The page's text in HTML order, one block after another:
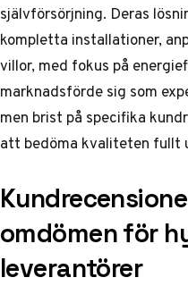
självförsörjning. Deras
kompletta installationer,
villor, med fokus på
marknadsförde sig som
men brist på specifika
att bedöma kvaliteten fullt
omdömen för
leverantörer